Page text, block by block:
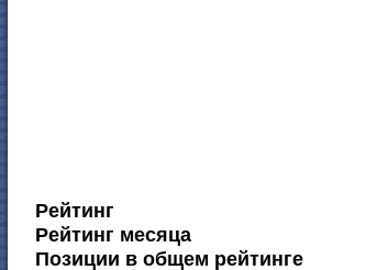
Рейтинг
Рейтинг месяца
Позиции в общем рейтинге